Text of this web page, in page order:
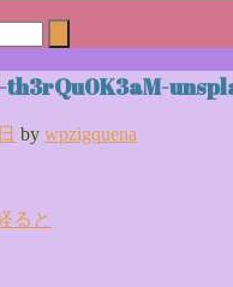
by wpzigquena
ると